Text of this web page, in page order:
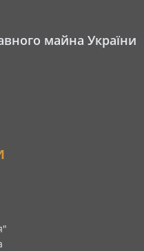
майна України